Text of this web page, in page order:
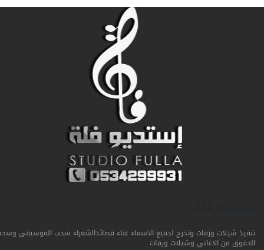
تنفيذ شيلات وزفات وتخرج لجميع الاسماء غناء قصائدالشعراء سحب الموسيقى وسحب
الحقوق من الاغاني وشيلات وزفات